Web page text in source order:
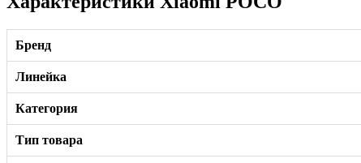
Бренд
Линейка
Категория
Тип товара